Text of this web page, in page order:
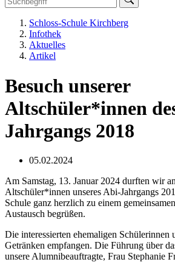
Schloss-Schule Kirchberg
Infothek
Aktuelles
Artikel
Besuch unserer
Altschüler*innen
Jahrgangs 2018
05.02.2024
Am Samstag, 13. Januar 2024 durften wir
Altschüler*innen unseres Abi-Jahrgangs
Schule ganz herzlich zu einem
Austausch begrüßen.
Die interessierten ehemaligen Schülerinnen
Getränken empfangen. Die Führung über
unsere Alumnibeauftragte, Frau Stephanie